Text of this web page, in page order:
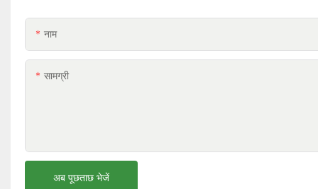
नाम
सामग्री
अब पूछताछ भेजें